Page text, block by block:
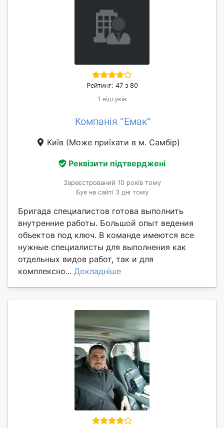
Рейтинг: 47 з 80
1 відгуків
Компанія "Емак"
Київ (Може приїхати в м. Самбір)
Реквізити підтверджені
Зареєстрований 10 років тому
Був на сайті 3 дні тому
Бригада специалистов готова выполнить
внутренние работы. Большой опыт ведения
объектов под ключ. В команде имеются все
нужные специалисты для выполнения как
отдельных видов работ, так и для
комплексно... Докладніше